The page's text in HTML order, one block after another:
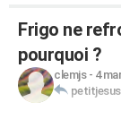
Frigo ne
pourquoi ?
clemjs- 4